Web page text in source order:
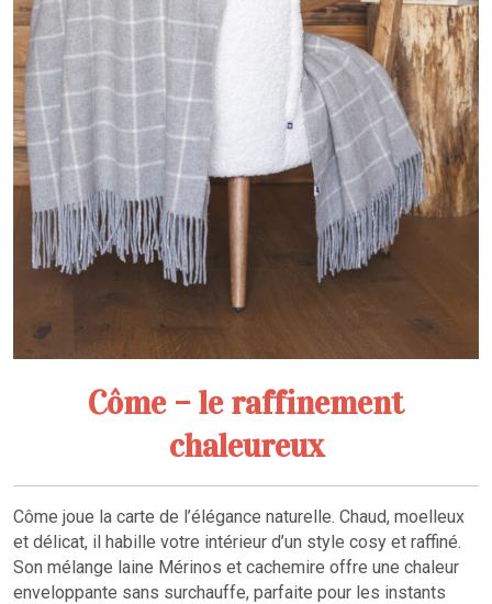
Côme – le raffinement
chaleureux
Côme joue la carte de l’élégance naturelle. Chaud, moelleux
et délicat, il habille votre intérieur d’un style cosy et raffiné.
Son mélange laine Mérinos et cachemire offre une chaleur
enveloppante sans surchauffe, parfaite pour les instants